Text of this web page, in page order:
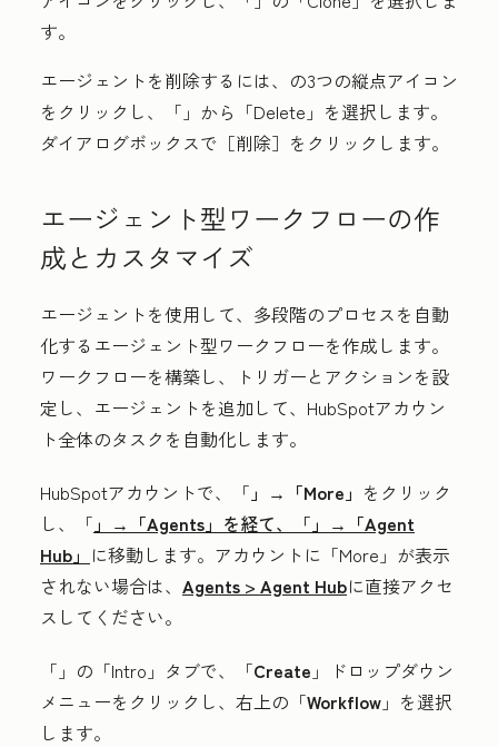
す。
エージェントを削除するには、 の3つの縦点アイコン
をクリックし、「 」から「Delete 」を選択します。
ダイアログボックスで ［削除］をクリックします。
エージェント型ワークフローの作
成とカスタマイズ
エージェントを使用して、多段階のプロセスを自動
化するエージェント型ワークフローを作成します。
ワークフローを構築し、トリガーとアクションを設
定し、エージェントを追加して、HubSpotアカウン
ト全体のタスクを自動化します。
HubSpotアカウントで、「 」→「More」 をクリック
し、「 」→「Agents」 を経て、「 」→「Agent
Hub」 に移動します。アカウントに「More」が表示
されない場合は、 Agents > Agent Hubに直接アクセ
スしてください。
「 」の「Intro 」タブで、「Create 」ドロップダウン
メニューをクリックし、右上の「Workflow 」を選択
します。